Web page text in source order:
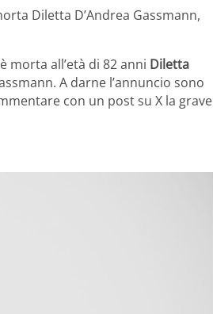
Diletta D’Andrea Gassmann,
morta all’età di 82 anni Diletta
A darne l’annuncio sono
con un post su X la grave